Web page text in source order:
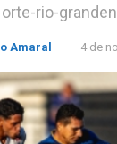
rio-
Amaral 4 de